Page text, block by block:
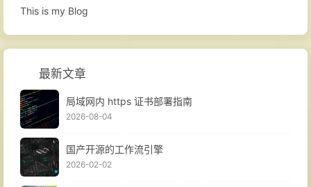
This is my Blog
最新文章
局域网内 https 证书部署指南
2026-08-04
国产开源的工作流引擎
2026-02-02